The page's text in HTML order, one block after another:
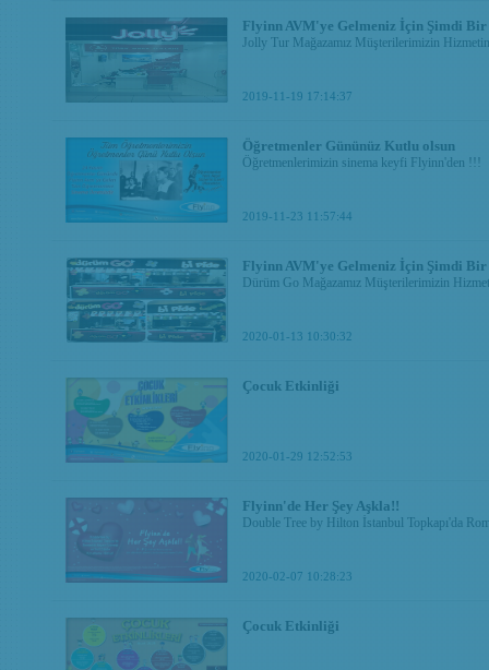
Flyinn AVM'ye Gelmeniz İçin Şimdi
Jolly Tur Mağazamız Müşterilerimizin
2019-11-19 17:14:37
Öğretmenler Gününüz Kutlu olsun
Öğretmenlerimizin sinema keyfi Flyinn'den !!!
2019-11-23 11:57:44
Flyinn AVM'ye Gelmeniz İçin Şimdi
Dürüm Go Mağazamız Müşterilerimizin
2020-01-13 10:30:32
Çocuk Etkinliği
2020-01-29 12:52:53
Flyinn'de Her Şey Aşkla!!
Double Tree by Hilton İstanbul Topkapı'da
2020-02-07 10:28:23
Çocuk Etkinliği